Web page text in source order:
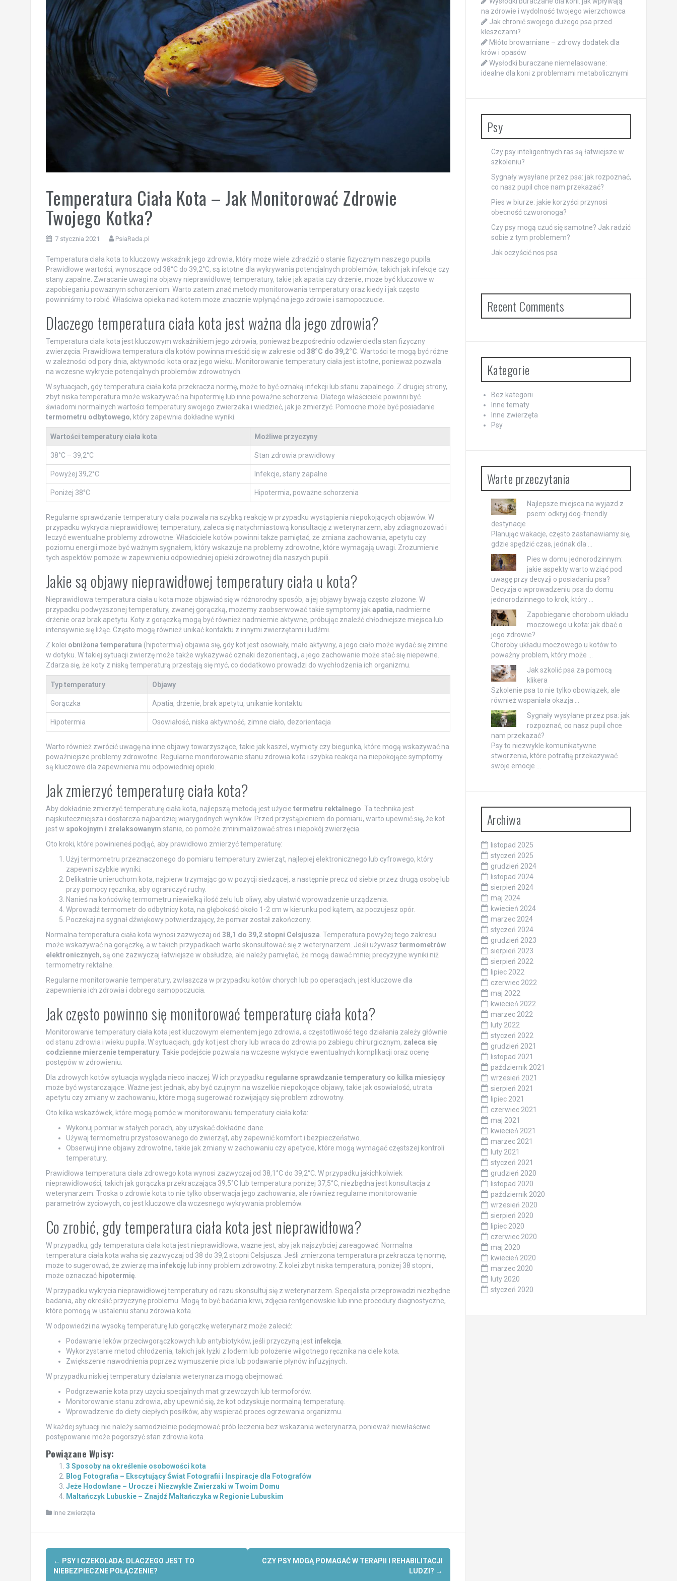
Temperatura Ciała Kota – Jak Monitorować Zdrowie
Twojego Kotka?
7 stycznia 2021 PsiaRada.pl
Temperatura ciała kota to kluczowy wskaźnik jego zdrowia, który może wiele zdradzić o stanie fizycznym naszego pupila.
Prawidłowe wartości, wynoszące od 38°C do 39,2°C, są istotne dla wykrywania potencjalnych problemów, takich jak infekcje czy
stany zapalne. Zwracanie uwagi na objawy nieprawidłowej temperatury, takie jak apatia czy drżenie, może być kluczowe w
zapobieganiu poważnym schorzeniom. Warto zatem znać metody monitorowania temperatury oraz kiedy i jak często
powinniśmy to robić. Właściwa opieka nad kotem może znacznie wpłynąć na jego zdrowie i samopoczucie.
Dlaczego temperatura ciała kota jest ważna dla jego zdrowia?
Temperatura ciała kota jest kluczowym wskaźnikiem jego zdrowia, ponieważ bezpośrednio odzwierciedla stan fizyczny
zwierzęcia. Prawidłowa temperatura dla kotów powinna mieścić się w zakresie od 38°C do 39,2°C . Wartości te mogą być różne
w zależności od pory dnia, aktywności kota oraz jego wieku. Monitorowanie temperatury ciała jest istotne, ponieważ pozwala
na wczesne wykrycie potencjalnych problemów zdrowotnych.
W sytuacjach, gdy temperatura ciała kota przekracza normę, może to być oznaką infekcji lub stanu zapalnego. Z drugiej strony,
zbyt niska temperatura może wskazywać na hipotermię lub inne poważne schorzenia. Dlatego właściciele powinni być
świadomi normalnych wartości temperatury swojego zwierzaka i wiedzieć, jak je zmierzyć. Pomocne może być posiadanie
termometru odbytowego, który zapewnia dokładne wyniki.
Wartości temperatury ciała kota Możliwe przyczyny
38°C – 39,2°C Stan zdrowia prawidłowy
Powyżej 39,2°C Infekcje, stany zapalne
Poniżej 38°C Hipotermia, poważne schorzenia
Regularne sprawdzanie temperatury ciała pozwala na szybką reakcję w przypadku wystąpienia niepokojących objawów. W
przypadku wykrycia nieprawidłowej temperatury, zaleca się natychmiastową konsultację z weterynarzem, aby zdiagnozować i
leczyć ewentualne problemy zdrowotne. Właściciele kotów powinni także pamiętać, że zmiana zachowania, apetytu czy
poziomu energii może być ważnym sygnałem, który wskazuje na problemy zdrowotne, które wymagają uwagi. Zrozumienie
tych aspektów pomoże w zapewnieniu odpowiedniej opieki zdrowotnej dla naszych pupili.
Jakie są objawy nieprawidłowej temperatury ciała u kota?
Nieprawidłowa temperatura ciała u kota może objawiać się w różnorodny sposób, a jej objawy bywają często złożone. W
przypadku podwyższonej temperatury, zwanej gorączką, możemy zaobserwować takie symptomy jak apatia, nadmierne
drżenie oraz brak apetytu. Koty z gorączką mogą być również nadmiernie aktywne, próbując znaleźć chłodniejsze miejsca lub
intensywnie się liżąc. Często mogą również unikać kontaktu z innymi zwierzętami i ludźmi.
Z kolei obniżona temperatura (hipotermia) objawia się, gdy kot jest osowiały, mało aktywny, a jego ciało może wydać się zimne
w dotyku. W takiej sytuacji zwierzę może także wykazywać oznaki dezorientacji, a jego zachowanie może stać się niepewne.
Zdarza się, że koty z niską temperaturą przestają się myć, co dodatkowo prowadzi do wychłodzenia ich organizmu.
Typ temperatury Objawy
Gorączka Apatia, drżenie, brak apetytu, unikanie kontaktu
Hipotermia Osowiałość, niska aktywność, zimne ciało, dezorientacja
Warto również zwrócić uwagę na inne objawy towarzyszące, takie jak kaszel, wymioty czy biegunka, które mogą wskazywać na
poważniejsze problemy zdrowotne. Regularne monitorowanie stanu zdrowia kota i szybka reakcja na niepokojące symptomy
są kluczowe dla zapewnienia mu odpowiedniej opieki.
Jak zmierzyć temperaturę ciała kota?
Aby dokładnie zmierzyć temperaturę ciała kota, najlepszą metodą jest użycie termetru rektalnego . Ta technika jest
najskuteczniejsza i dostarcza najbardziej wiarygodnych wyników. Przed przystąpieniem do pomiaru, warto upewnić się, że kot
jest w spokojnym i zrelaksowanym stanie, co pomoże zminimalizować stres i niepokój zwierzęcia.
Oto kroki, które powinieneś podjąć, aby prawidłowo zmierzyć temperaturę:
Użyj termometru przeznaczonego do pomiaru temperatury zwierząt, najlepiej elektronicznego lub cyfrowego, który
zapewni szybkie wyniki.
Delikatnie unieruchom kota, najpierw trzymając go w pozycji siedzącej, a następnie precz od siebie przez drugą osobę lub
przy pomocy ręcznika, aby ograniczyć ruchy.
Nanieś na końcówkę termometru niewielką ilość żelu lub oliwy, aby ułatwić wprowadzenie urządzenia.
Wprowadź termometr do odbytnicy kota, na głębokość około 1-2 cm w kierunku pod kątem, aż poczujesz opór.
Poczekaj na sygnał dźwiękowy potwierdzający, że pomiar został zakończony.
Normalna temperatura ciała kota wynosi zazwyczaj od 38,1 do 39,2 stopni Celsjusza . Temperatura powyżej tego zakresu
może wskazywać na gorączkę, a w takich przypadkach warto skonsultować się z weterynarzem. Jeśli używasz termometrów
elektronicznych, są one zazwyczaj łatwiejsze w obsłudze, ale należy pamiętać, że mogą dawać mniej precyzyjne wyniki niż
termometry rektalne.
Regularne monitorowanie temperatury, zwłaszcza w przypadku kotów chorych lub po operacjach, jest kluczowe dla
zapewnienia ich zdrowia i dobrego samopoczucia.
Jak często powinno się monitorować temperaturę ciała kota?
Monitorowanie temperatury ciała kota jest kluczowym elementem jego zdrowia, a częstotliwość tego działania zależy głównie
od stanu zdrowia i wieku pupila. W sytuacjach, gdy kot jest chory lub wraca do zdrowia po zabiegu chirurgicznym, zaleca się
codzienne mierzenie temperatury. Takie podejście pozwala na wczesne wykrycie ewentualnych komplikacji oraz ocenę
postępów w zdrowieniu.
Dla zdrowych kotów sytuacja wygląda nieco inaczej. W ich przypadku regularne sprawdzanie temperatury co kilka miesięcy
może być wystarczające. Ważne jest jednak, aby być czujnym na wszelkie niepokojące objawy, takie jak osowiałość, utrata
apetytu czy zmiany w zachowaniu, które mogą sugerować rozwijający się problem zdrowotny.
Oto kilka wskazówek, które mogą pomóc w monitorowaniu temperatury ciała kota:
Wykonuj pomiar w stałych porach, aby uzyskać dokładne dane.
Używaj termometru przystosowanego do zwierząt, aby zapewnić komfort i bezpieczeństwo.
Obserwuj inne objawy zdrowotne, takie jak zmiany w zachowaniu czy apetycie, które mogą wymagać częstszej kontroli
temperatury.
Prawidłowa temperatura ciała zdrowego kota wynosi zazwyczaj od 38,1°C do 39,2°C. W przypadku jakichkolwiek
nieprawidłowości, takich jak gorączka przekraczająca 39,5°C lub temperatura poniżej 37,5°C, niezbędna jest konsultacja z
weterynarzem. Troska o zdrowie kota to nie tylko obserwacja jego zachowania, ale również regularne monitorowanie
parametrów życiowych, co jest kluczowe dla wczesnego wykrywania problemów.
Co zrobić, gdy temperatura ciała kota jest nieprawidłowa?
W przypadku, gdy temperatura ciała kota jest nieprawidłowa, ważne jest, aby jak najszybciej zareagować. Normalna
temperatura ciała kota waha się zazwyczaj od 38 do 39,2 stopni Celsjusza. Jeśli zmierzona temperatura przekracza tę normę,
może to sugerować, że zwierzę ma infekcję lub inny problem zdrowotny. Z kolei zbyt niska temperatura, poniżej 38 stopni,
może oznaczać hipotermię
W przypadku wykrycia nieprawidłowej temperatury od razu skonsultuj się z weterynarzem. Specjalista przeprowadzi niezbędne
badania, aby określić przyczynę problemu. Mogą to być badania krwi, zdjęcia rentgenowskie lub inne procedury diagnostyczne,
które pomogą w ustaleniu stanu zdrowia kota.
W odpowiedzi na wysoką temperaturę lub gorączkę weterynarz może zalecić:
Podawanie leków przeciwgorączkowych lub antybiotyków, jeśli przyczyną jest infekcja
Wykorzystanie metod chłodzenia, takich jak łyżki z lodem lub położenie wilgotnego ręcznika na ciele kota.
Zwiększenie nawodnienia poprzez wymuszenie picia lub podawanie płynów infuzyjnych.
W przypadku niskiej temperatury działania weterynarza mogą obejmować:
Podgrzewanie kota przy użyciu specjalnych mat grzewczych lub termoforów.
Monitorowanie stanu zdrowia, aby upewnić się, że kot odzyskuje normalną temperaturę.
Wprowadzenie do diety ciepłych posiłków, aby wspierać proces ogrzewania organizmu.
W każdej sytuacji nie należy samodzielnie podejmować prób leczenia bez wskazania weterynarza, ponieważ niewłaściwe
postępowanie może pogorszyć stan zdrowia kota.
Powiązane Wpisy:
3 Sposoby na określenie osobowości kota
Blog Fotografia – Ekscytujący Świat Fotografii i Inspiracje dla Fotografów
Jeże Hodowlane – Urocze i Niezwykłe Zwierzaki w Twoim Domu
Maltańczyk Lubuskie – Znajdź Maltańczyka w Regionie Lubuskim
Inne zwierzęta
Post
← PSY I CZEKOLADA: DLACZEGO JEST TO
NIEBEZPIECZNE POŁĄCZENIE?
CZY PSY MOGĄ POMAGAĆ W TERAPII I REHABILITACJI
LUDZI? →
na zdrowie i wydolność twojego wierzchowca
Jak chronić swojego dużego psa przed
kleszczami?
Młóto browarniane – zdrowy dodatek dla
krów i opasów
Wysłodki buraczane niemelasowane:
idealne dla koni z problemami metabolicznymi
Psy
Czy psy inteligentnych ras są łatwiejsze w
szkoleniu?
Sygnały wysyłane przez psa: jak rozpoznać,
co nasz pupil chce nam przekazać?
Pies w biurze: jakie korzyści przynosi
obecność czworonoga?
Czy psy mogą czuć się samotne? Jak radzić
sobie z tym problemem?
Jak oczyścić nos psa
Recent Comments
Kategorie
Bez kategorii
Inne tematy
Inne zwierzęta
Psy
Warte przeczytania
Najlepsze miejsca na wyjazd z
psem: odkryj dog-friendly
destynacje
Planując wakacje, często zastanawiamy się,
gdzie spędzić czas, jednak dla …
Pies w domu jednorodzinnym:
jakie aspekty warto wziąć pod
uwagę przy decyzji o posiadaniu psa?
Decyzja o wprowadzeniu psa do domu
jednorodzinnego to krok, który …
Zapobieganie chorobom układu
moczowego u kota: jak dbać o
jego zdrowie?
Choroby układu moczowego u kotów to
poważny problem, który może …
Jak szkolić psa za pomocą
klikera
Szkolenie psa to nie tylko obowiązek, ale
również wspaniała okazja …
Sygnały wysyłane przez psa: jak
rozpoznać, co nasz pupil chce
nam przekazać?
Psy to niezwykle komunikatywne
stworzenia, które potrafią przekazywać
swoje emocje …
Archiwa
listopad 2025
styczeń 2025
grudzień 2024
listopad 2024
sierpień 2024
maj 2024
kwiecień 2024
marzec 2024
styczeń 2024
grudzień 2023
sierpień 2023
sierpień 2022
lipiec 2022
czerwiec 2022
maj 2022
kwiecień 2022
marzec 2022
luty 2022
styczeń 2022
grudzień 2021
listopad 2021
październik 2021
wrzesień 2021
sierpień 2021
lipiec 2021
czerwiec 2021
maj 2021
kwiecień 2021
marzec 2021
luty 2021
styczeń 2021
grudzień 2020
listopad 2020
październik 2020
wrzesień 2020
sierpień 2020
lipiec 2020
czerwiec 2020
maj 2020
kwiecień 2020
marzec 2020
luty 2020
styczeń 2020